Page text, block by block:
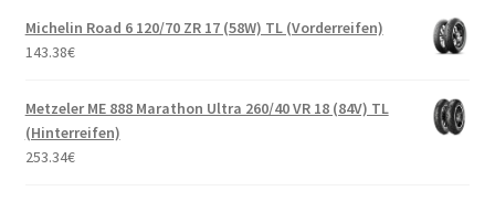
Michelin Road 6 120/70 ZR 17 (58W) TL (Vorderreifen)
143.38€
Metzeler ME 888 Marathon Ultra 260/40 VR 18 (84V) TL
(Hinterreifen)
253.34€